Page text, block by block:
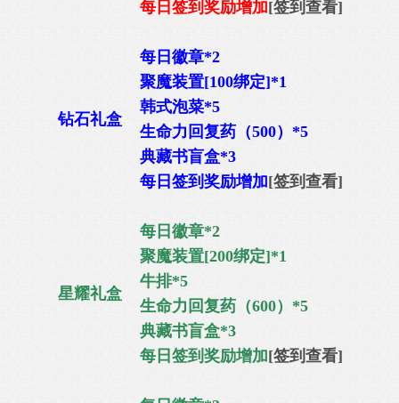
每日签到奖励增加[签到查看]
钻石礼盒
每日徽章*2
聚魔装置[100绑定]*1
韩式泡菜*5
生命力回复药（500）*5
典藏书盲盒*3
每日签到奖励增加[签到查看]
星耀礼盒
每日徽章*2
聚魔装置[200绑定]*1
牛排*5
生命力回复药（600）*5
典藏书盲盒*3
每日签到奖励增加[签到查看]